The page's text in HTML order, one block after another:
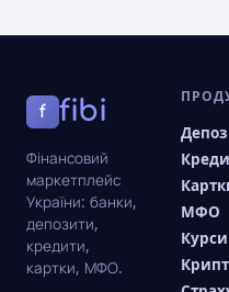
f fibi
Фінансовий
маркетплейс
України: банки,
депозити,
кредити,
картки, МФО.
МФО